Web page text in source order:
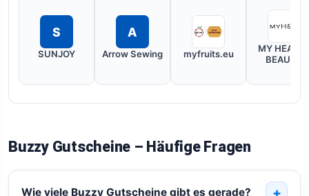
S
SUNJOY
A
Arrow Sewing myfruits.eu
MY
BEAUTY
Buzzy Gutscheine – Häufige Fragen
Wie viele Buzzy Gutscheine gibt es gerade?